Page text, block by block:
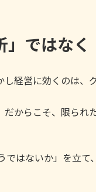
ではなく
経営に効くのは
からこそ、限ら
はないか」を立